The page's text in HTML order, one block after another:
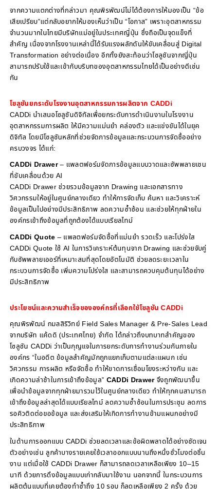
จากความแตกต่างที่กล่าวมา คุณพิรพัฒน์ไม่ได้ต้องการให้มองเป็น “ข้อ
เสียเปรียบ”แต่กลับอยากให้มองเห็นว่าเป็น “โอกาส” เพราะอุตสาหกรรม
จำนวนมากในไทยมีบริษัทแม่อยู่ในประเทศญี่ปุ่น ซึ่งถือเป็นจุดแข็งที่
สำคัญ เนื่องจากโรงงานเหล่านี้ได้รับแรงผลักดันให้ขับเคลื่อนสู่ Digital
Transformation อย่างต่อเนื่อง อีกทั้งยังสะท้อนว่าโซลูชันจากญี่ปุ่น
สามารถปรับใช้และเข้ากับบริบทของอุตสาหกรรมไทยได้เป็นอย่างดีเช่น
กัน
โซลูชันยกระดับโรงงานอุตสาหกรรมการผลิตจาก CADDi
CADDi นำเสนอโซลูชันดิจิทัลเพื่อยกระดับการดำเนินงานในโรงงาน
อุตสาหกรรมการผลิต ให้มีความแม่นยำ คล่องตัว และแข่งขันได้ในยุค
ดิจิทัล โดยมีโซลูชันหลักที่ช่วยจัดการข้อมูลและกระบวนการจัดซื้ออย่าง
ครบวงจร ได้แก่:
CADDi Drawer– แพลตฟอร์มจัดการข้อมูลแบบวาดและซัพพลายเชน
ที่ขับเคลื่อนด้วย AI
CADDi Drawer ช่วยรวมข้อมูลจาก Drawing และเอกสารทาง
วิศวกรรมให้อยู่ในศูนย์กลางเดียว ทำให้การจัดเก็บ ค้นหา และวิเคราะห์
ข้อมูลเป็นไปอย่างมีประสิทธิภาพ ลดความซ้ำซ้อน และช่วยให้ทุกฝ่ายใน
องค์กรเข้าถึงข้อมูลที่ถูกต้องได้แบบเรียลไทม์
CADDi Quote – แพลตฟอร์มจัดซื้อที่แม่นยำ รวดเร็ว และโปร่งใส
CADDi Quote ใช้ AI ในการวิเคราะห์ต้นทุนจาก Drawing และช่วยจับคู่
กับซัพพลายเออร์ที่เหมาะสมที่สุดโดยอัตโนมัติ ช่วยลดระยะเวลาใน
กระบวนการจัดซื้อ เพิ่มความโปร่งใส และสามารถควบคุมต้นทุนได้อย่าง
มีประสิทธิภาพ
ประโยชน์และความสำเร็จขององค์กรที่เลือกใช้โซลูชัน CADDi
คุณพิรพัฒน์ กมลสิริวิทย์ Field Sales Manager & Pre-Sales Lead
จากบริษัท แค้ดดิ (ประเทศไทย) จำกัด ได้กล่าวถึงบทบาทสำคัญของ
โซลูชัน CADDi ว่าเป็นกุญแจในการยกระดับการทำงานร่วมกันภายใน
องค์กร “ในอดีต ข้อมูลสำคัญมักถูกแยกเก็บตามแต่ละแผนก เช่น
วิศวกรรม การผลิต หรือจัดซื้อ ทำให้ขาดการเชื่อมโยงระหว่างกัน และ
เกิดความล่าช้าในการเข้าถึงข้อมูล” CADDi Drawerจึงถูกพัฒนาขึ้น
เพื่อนำข้อมูลจากทุกฝ่ายมารวมไว้ในศูนย์กลางเดียว ทำให้ทุกคนสามารถ
เข้าถึงข้อมูลล่าสุดได้แบบเรียลไทม์ ลดความซ้ำซ้อนในการประชุม ลดการ
รอคิวติดต่อขอข้อมูล และส่งเสริมให้เกิดการทำงานข้ามแผนกอย่างมี
ประสิทธิภาพ
ในด้านการออกแบบ CADDi ช่วยลดเวลาและข้อผิดพลาดได้อย่างชัดเจน
ตัวอย่างเช่น ลูกค้าบางรายเคยใช้เวลาออกแบบนานถึงหนึ่งชั่วโมงต่อชิ้น
งาน แต่เมื่อใช้ CADDi Drawer ก็สามารถลดเวลาเหลือเพียง 10–15
นาที ด้วยการดึงข้อมูลแบบเก่ากลับมาใช้งาน นอกจากนี้ ในกระบวนการ
ผลิตต้นแบบที่เคยต้องทำซ้ำถึง 10 รอบ ก็ลดเหลือเพียง 2 ครั้ง ด้วย